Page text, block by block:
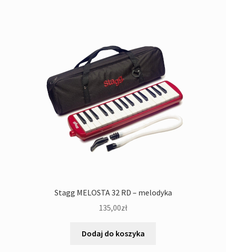
Stagg MELOSTA 32 RD – melodyka
135,00zł
Dodaj do koszyka